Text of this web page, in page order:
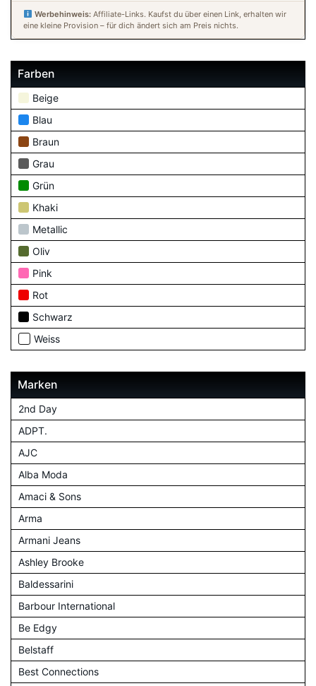
Werbehinweis:Affiliate-Links. Kaufst du über einen Link, erhalten wir
eine kleine Provision – für dich ändert sich am Preis nichts.
Farben
Beige
Blau
Braun
Grau
Grün
Khaki
Metallic
Oliv
Pink
Rot
Schwarz
Weiss
Marken
2nd Day
ADPT.
AJC
Alba Moda
Amaci & Sons
Arma
Armani Jeans
Ashley Brooke
Baldessarini
Barbour International
Be Edgy
Belstaff
Best Connections